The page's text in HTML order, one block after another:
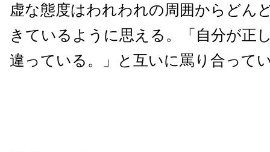
虚な態度はわれわれの周囲からどん
きているように思える。「自分が正
違っている。」と互いに罵り合って